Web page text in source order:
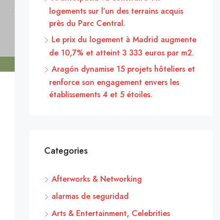
logements sur l’un des terrains acquis
près du Parc Central.
Le prix du logement à Madrid augmente
de 10,7% et atteint 3 333 euros par m2.
Aragón dynamise 15 projets hôteliers et
renforce son engagement envers les
établissements 4 et 5 étoiles.
Categories
Afterworks & Networking
alarmas de seguridad
Arts & Entertainment, Celebrities